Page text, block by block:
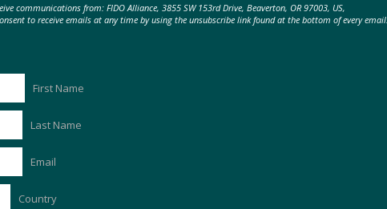
communications from: FIDO Alliance, 3855 SW 153rd Drive, Beaverton, OR 97003, US,
to receive emails at any time by using the unsubscribe link found at the bottom of every email.
First Name
Last Name
Email
Country